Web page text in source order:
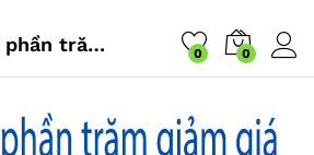
12 Cách tính phần trăm % nhanh và chính xác nhất 0 0